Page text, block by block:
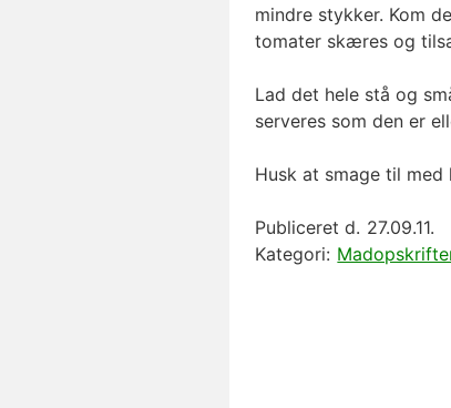
mindre stykker. Kom
tomater skæres og
Lad det hele stå og
serveres som den er
Husk at smage til med
Publiceret d. 27.09.11.
Kategori: